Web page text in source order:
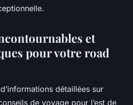
et
pour votre road
détaillées sur
de voyage pour l’est de